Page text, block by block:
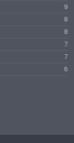
9
8
8
7
7
6